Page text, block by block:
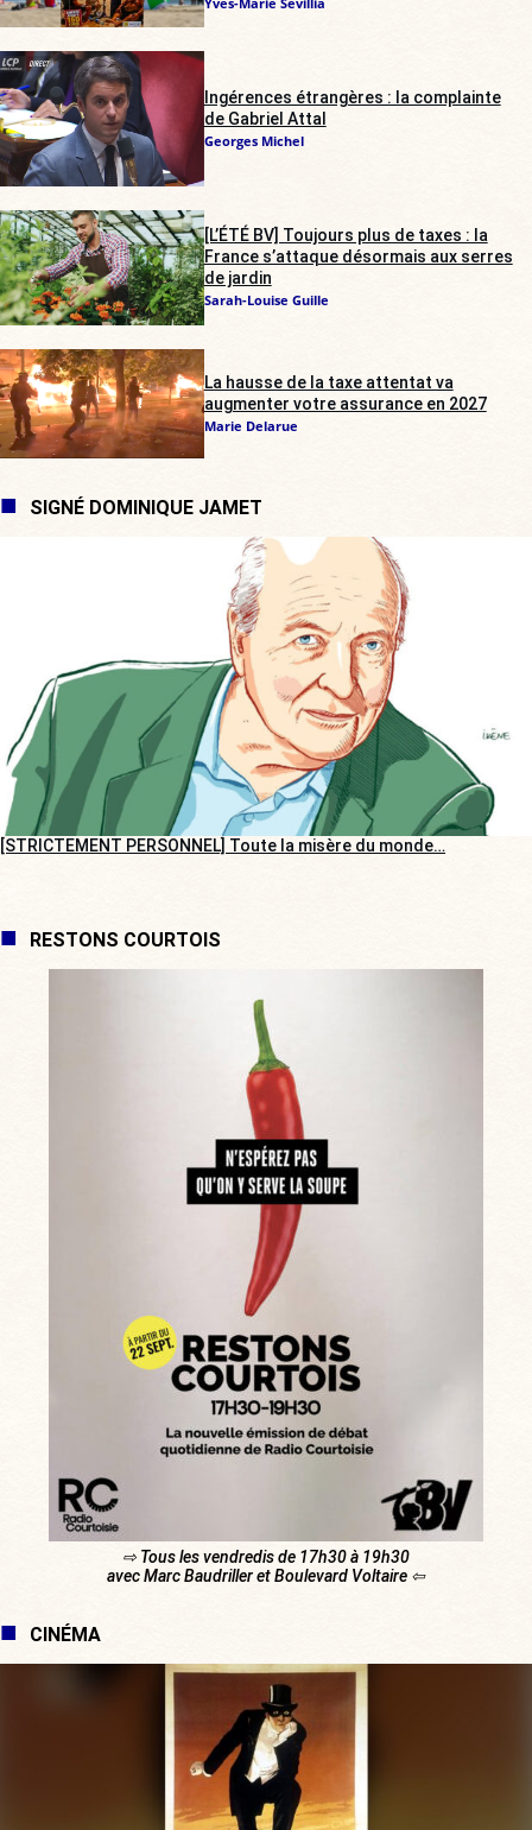
Ingérences étrangères : la complainte
de Gabriel Attal
Georges Michel
[L’ÉTÉ BV] Toujours plus de taxes : la
France s’attaque désormais aux serres
de jardin
Sarah-Louise Guille
La hausse de la taxe attentat va
augmenter votre assurance en 2027
Marie Delarue
SIGNÉ DOMINIQUE JAMET
[STRICTEMENT PERSONNEL] Toute la misère du monde…
RESTONS COURTOIS
⇨ Tous les vendredis de 17h30 à 19h30
avec Marc Baudriller et Boulevard Voltaire ⇦
CINÉMA